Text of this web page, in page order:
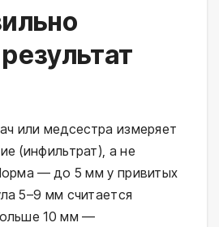
или медсестра измеряет
(инфильтрат), а не
— до 5 мм у привитых
5–9 мм считается
10 мм —